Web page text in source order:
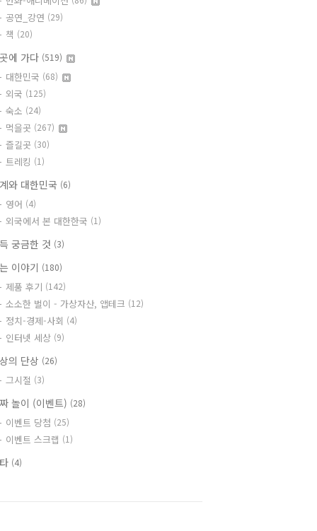
공연_강연 (29)
책 (20)
에 가다 (519)
대한민국 (68)
외국 (125)
숙소 (24)
먹을곳 (267)
즐길곳 (30)
트레킹 (1)
와 대한민국 (6)
영어 (4)
외국에서 본 대한한국 (1)
궁금한 것 (3)
이야기 (180)
제품 후기 (142)
소소한 벌이 - 가상자산, 앱테크 (12)
정치-경제-사회 (4)
인터넷 세상 (9)
의 단상 (26)
그시절 (3)
놀이 (이벤트) (28)
이벤트 당첨 (25)
이벤트 스크랩 (1)
(4)